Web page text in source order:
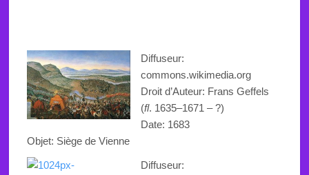
Diffuseur:
commons.wikimedia.org
Droit d’Auteur: Frans Geffels
(fl. 1635–1671 – ?)
Date: 1683
Objet: Siège de Vienne
Diffuseur: